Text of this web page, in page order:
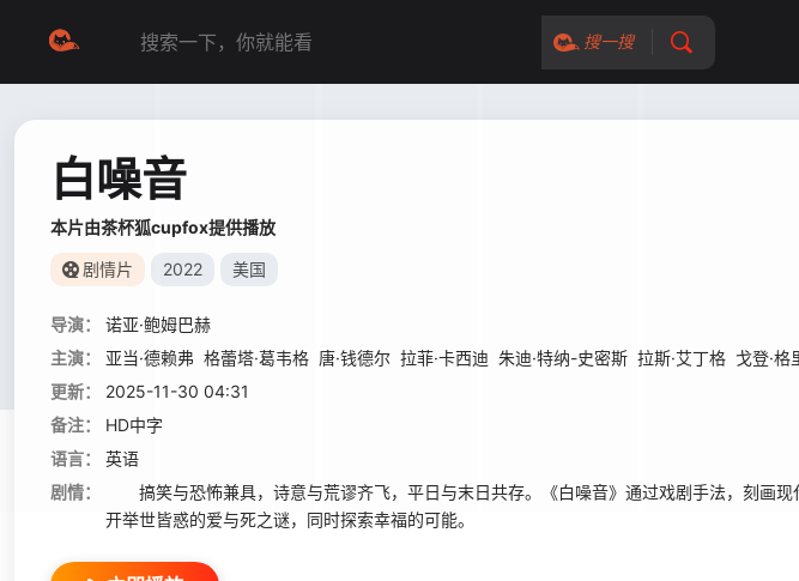
搜一搜
白噪音
本片由茶杯狐cupfox提供播放
剧情片 2022 美国
导演：
诺亚·鲍姆巴赫
主演：
亚当·德赖弗 格蕾塔·葛韦格 唐·钱德尔 拉菲·卡西迪 朱迪·特纳-史密斯 拉斯·艾丁格 戈登·格
更新：
2025-11-30 04:31
备注：
HD中字
语言：
英语
剧情：
搞笑与恐怖兼具，诗意与荒谬齐飞，平日与末日共存。《白噪音》通过戏剧手法，刻画现
开举世皆惑的爱与死之谜，同时探索幸福的可能。